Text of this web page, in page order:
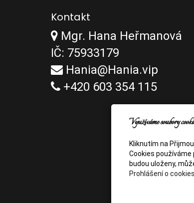
Kontakt
Mgr. Hana Heřmanová
IČ: 75933179
Hania@Hania.vip
+420 603 354 115
Využíváme soubory
Kliknutím na
Cookies používáme
budou uloženy,
Prohlášení o cookies.